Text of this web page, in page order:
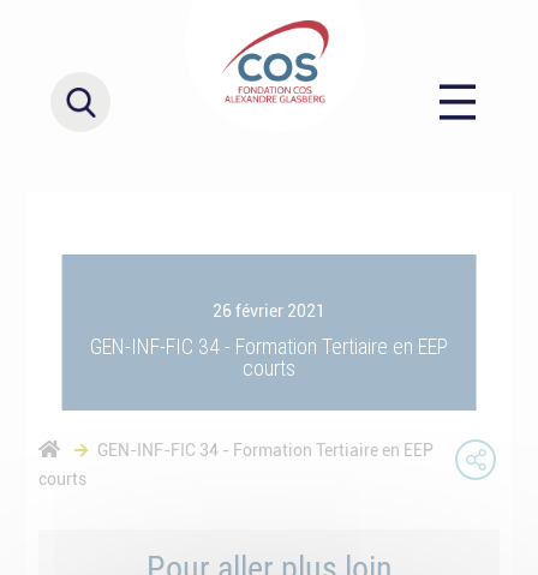
26 février 2021
GEN-INF-FIC 34 - Formation Tertiaire en EEP
courts
GEN-INF-FIC 34 - Formation Tertiaire en EEP
courts